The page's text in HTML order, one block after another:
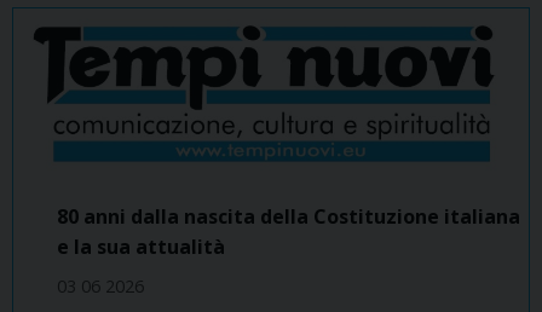
80 anni dalla nascita della Costituzione italiana
e la sua attualità
03 06 2026